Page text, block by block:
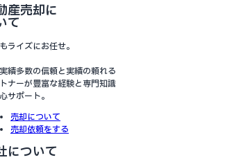
産売却に
て
ライズにお任せ。
績多数の信頼と実績の頼れる
ナーが豊富な経験と専門知識
サポート。
売却について
売却依頼をする
について